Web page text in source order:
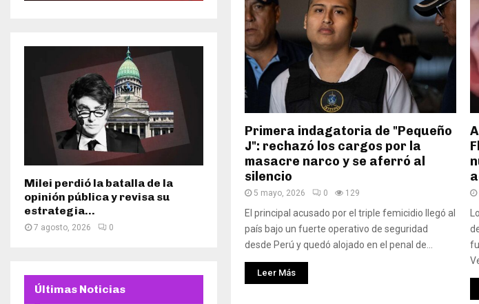
Primera indagatoria de "Pequeño
J": rechazó los cargos por la
masacre narco y se aferró al
silencio
5 mayo, 2026 0 129
El principal acusado por el triple femicidio llegó al
país bajo un fuerte operativo de seguridad
desde Perú y quedó alojado en el penal de...
Leer Más
Milei perdió la batalla de la
opinión pública y revisa su
estrategia...
7 agosto, 2026 0
Últimas Noticias